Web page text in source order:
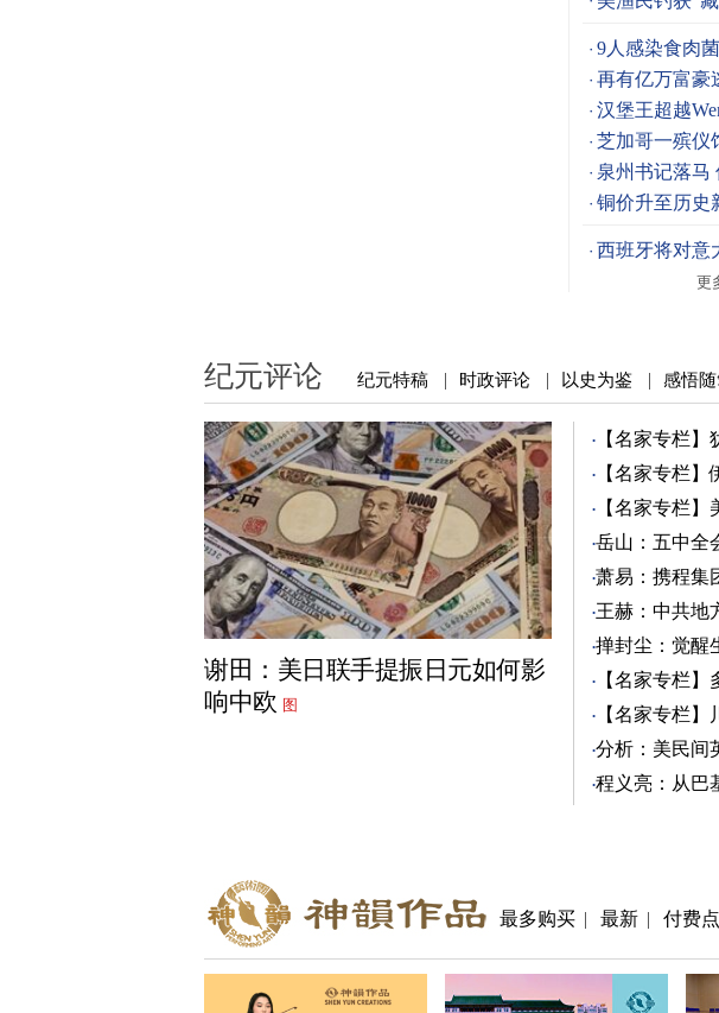
9人感染食肉
再有亿万富豪
汉堡王超越
芝加哥一殡仪
泉州书记落马
铜价升至历史
西班牙将对意
更
纪元评论 纪元特稿 | 时政评论 | 以史为鉴 | 感悟
谢田：美日联手提振日元如何影
响中欧 图
【名家专栏】
之争 图
【名家专栏】
图
【名家专栏】
中共
图
岳山：五中全
团？
萧易：携程集
王赫：中共地
掸封尘：觉醒
钟 图
【名家专栏】
任 图
【名家专栏】
共 图
分析：美民间
别 图
程义亮：从巴
最多购买 | 最新 | 付费